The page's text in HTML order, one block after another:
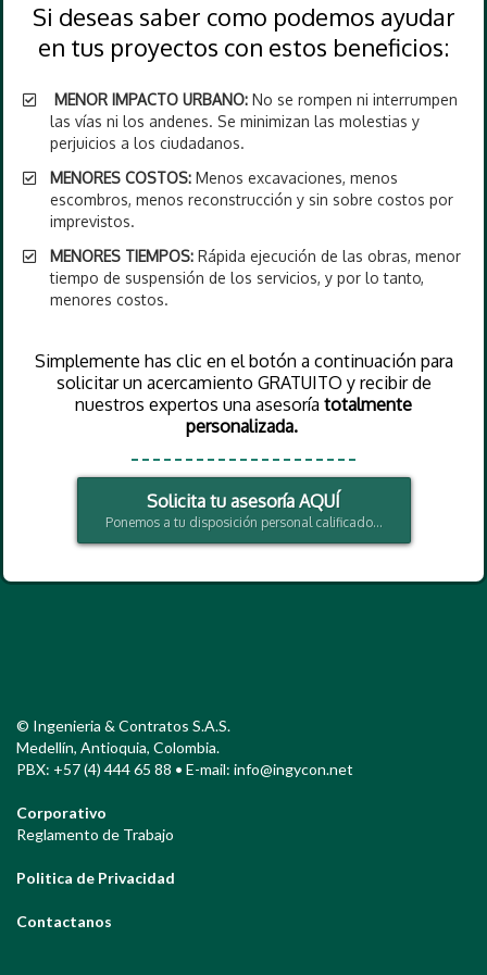
Si deseas saber como podemos ayudar
en tus proyectos con estos beneficios:
MENOR IMPACTO URBANO:No se rompen ni interrumpen
las vías ni los andenes. Se minimizan las molestias y
perjuicios a los ciudadanos.
MENORES COSTOS:Menos excavaciones, menos
escombros, menos reconstrucción y sin sobre costos por
imprevistos.
MENORES TIEMPOS:Rápida ejecución de las obras, menor
tiempo de suspensión de los servicios, y por lo tanto,
menores costos.
Simplemente has clic en el botón a continuación para
solicitar un acercamiento GRATUITO y recibir de
nuestros expertos una asesoría totalmente
personalizada.
Solicita tu asesoría AQUÍ
Ponemos a tu disposición personal calificado...
© Ingenieria & Contratos S.A.S.
Medellín, Antioquia, Colombia.
PBX: +57 (4) 444 65 88 • E-mail: info@ingycon.net
Corporativo
Reglamento de Trabajo
Politica de Privacidad
Contactanos